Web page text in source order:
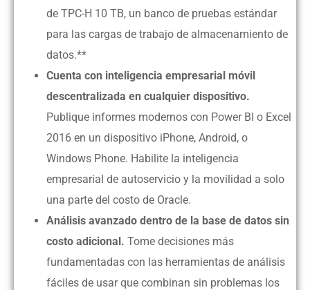
de TPC-H 10 TB, un banco de pruebas estándar
para las cargas de trabajo de almacenamiento de
datos.**
Cuenta con inteligencia empresarial móvil
descentralizada en cualquier dispositivo.
Publique informes modernos con Power BI o Excel
2016 en un dispositivo iPhone, Android, o
Windows Phone. Habilite la inteligencia
empresarial de autoservicio y la movilidad a solo
una parte del costo de Oracle.
Análisis avanzado dentro de la base de datos sin
costo adicional. Tome decisiones más
fundamentadas con las herramientas de análisis
fáciles de usar que combinan sin problemas los